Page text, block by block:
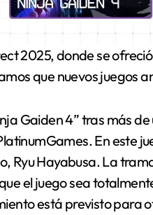
que nuevos juegos
Gaiden 4” tras más
En este
Ryu Hayabusa. La
el juego sea
está previsto para